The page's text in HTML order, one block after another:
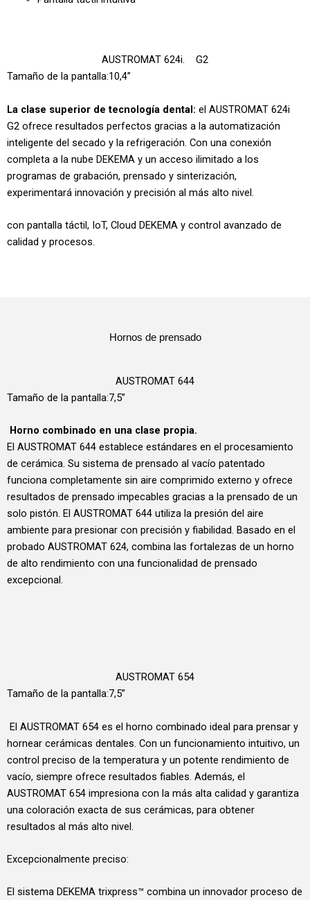
AUSTROMAT 624i. G2
Tamaño de la pantalla:10,4”
La clase superior de tecnología dental: el AUSTROMAT 624i
G2 ofrece resultados perfectos gracias a la automatización
inteligente del secado y la refrigeración. Con una conexión
completa a la nube DEKEMA y un acceso ilimitado a los
programas de grabación, prensado y sinterización,
experimentará innovación y precisión al más alto nivel.
con pantalla táctil, IoT, Cloud DEKEMA y control avanzado de
calidad y procesos.
Hornos de prensado
AUSTROMAT 644
Tamaño de la pantalla:7,5”
Horno combinado en una clase propia.
El AUSTROMAT 644 establece estándares en el procesamiento
de cerámica. Su sistema de prensado al vacío patentado
funciona completamente sin aire comprimido externo y ofrece
resultados de prensado impecables gracias a la prensado de un
solo pistón. El AUSTROMAT 644 utiliza la presión del aire
ambiente para presionar con precisión y fiabilidad. Basado en el
probado AUSTROMAT 624, combina las fortalezas de un horno
de alto rendimiento con una funcionalidad de prensado
excepcional.
AUSTROMAT 654
Tamaño de la pantalla:7,5”
El AUSTROMAT 654 es el horno combinado ideal para prensar y
hornear cerámicas dentales. Con un funcionamiento intuitivo, un
control preciso de la temperatura y un potente rendimiento de
vacío, siempre ofrece resultados fiables. Además, el
AUSTROMAT 654 impresiona con la más alta calidad y garantiza
una coloración exacta de sus cerámicas, para obtener
resultados al más alto nivel.
Excepcionalmente preciso:
El sistema DEKEMA trixpress™ combina un innovador proceso de